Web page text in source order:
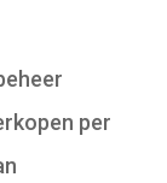
per